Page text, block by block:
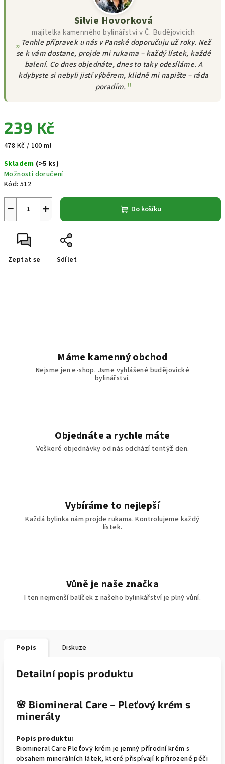
Silvie Hovorková
majitelka kamenného bylinářství v Č. Budějovicích
Tenhle přípravek u nás v Panské doporučuju už roky. Než
se k vám dostane, projde mi rukama – každý lístek, každé
balení. Co dnes objednáte, dnes to taky odesíláme. A
kdybyste si nebyli jistí výběrem, klidně mi napište – ráda
poradím.
239 Kč
Měrná
478 Kč / 100 ml
Skladem (>5 ks)
Možnosti doručení
Kód: 512
+
− Do košíku
Zeptat se Sdílet
Máme kamenný obchod
Nejsme jen e-shop. Jsme vyhlášené budějovické
bylinářství.
Objednáte a rychle máte
Veškeré objednávky od nás odchází tentýž den.
Vybíráme to nejlepší
Každá bylinka nám projde rukama. Kontrolujeme každý
lístek.
Vůně je naše značka
I ten nejmenší balíček z našeho bylinkářství je plný vůní.
Popis Diskuze
Detailní popis produktu
🌸 Biomineral Care – Pleťový krém s
minerály
Popis produktu:
Biomineral Care Pleťový krém je jemný přírodní krém s
obsahem minerálních látek, které přispívají k přirozené péči